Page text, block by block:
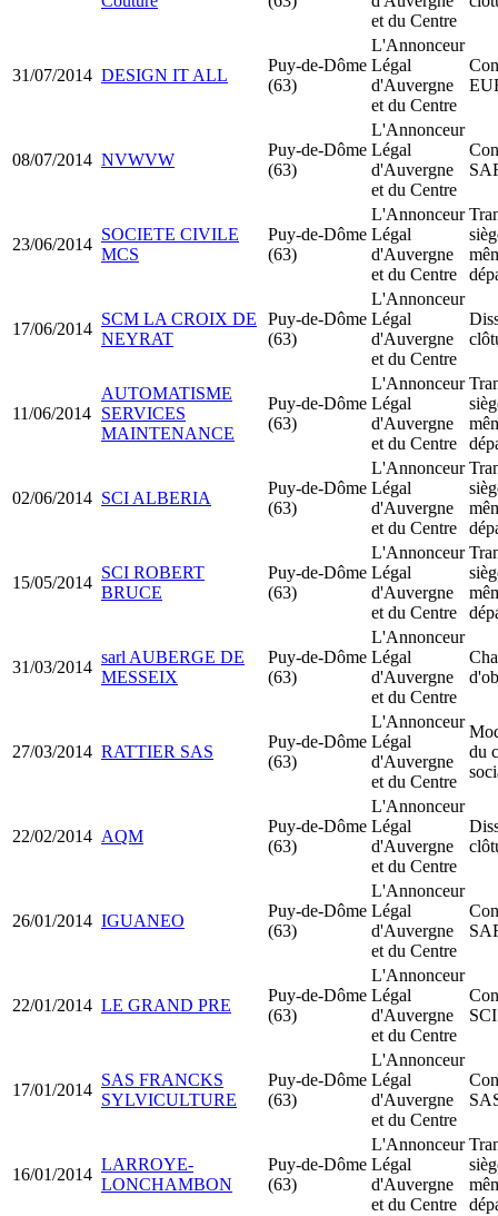
et du Centre
31/07/2014 DESIGN IT ALL
Puy-de-Dôme
(63)
L'Annonceur
Légal
d'Auvergne
et du Centre
08/07/2014 NVWVW
Puy-de-Dôme
(63)
L'Annonceur
Légal
d'Auvergne
et du Centre
23/06/2014
SOCIETE CIVILE
MCS
Puy-de-Dôme
(63)
L'Annonceur
Légal
d'Auvergne
et du Centre
17/06/2014
SCM LA CROIX DE
NEYRAT
Puy-de-Dôme
(63)
L'Annonceur
Légal
d'Auvergne
et du Centre
11/06/2014
AUTOMATISME
SERVICES
MAINTENANCE
Puy-de-Dôme
(63)
L'Annonceur
Légal
d'Auvergne
et du Centre
02/06/2014 SCI ALBERIA
Puy-de-Dôme
(63)
L'Annonceur
Légal
d'Auvergne
et du Centre
15/05/2014
SCI ROBERT
BRUCE
Puy-de-Dôme
(63)
L'Annonceur
Légal
d'Auvergne
et du Centre
31/03/2014
sarl AUBERGE DE
MESSEIX
Puy-de-Dôme
(63)
L'Annonceur
Légal
d'Auvergne
et du Centre
27/03/2014 RATTIER SAS
Puy-de-Dôme
(63)
L'Annonceur
Légal
d'Auvergne
et du Centre
du
22/02/2014 AQM
Puy-de-Dôme
(63)
L'Annonceur
Légal
d'Auvergne
et du Centre
26/01/2014 IGUANEO
Puy-de-Dôme
(63)
L'Annonceur
Légal
d'Auvergne
et du Centre
22/01/2014 LE GRAND PRE
Puy-de-Dôme
(63)
L'Annonceur
Légal
d'Auvergne
et du Centre
SCI
17/01/2014
SAS FRANCKS
SYLVICULTURE
Puy-de-Dôme
(63)
L'Annonceur
Légal
d'Auvergne
et du Centre
16/01/2014
LARROYE-
LONCHAMBON
Puy-de-Dôme
(63)
L'Annonceur
Légal
d'Auvergne
et du Centre